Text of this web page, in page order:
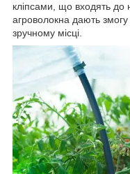
кліпсами, що входять до
агроволокна дають
зручному місці.